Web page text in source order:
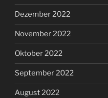
Dezember 2022
November 2022
Oktober 2022
September 2022
August 2022